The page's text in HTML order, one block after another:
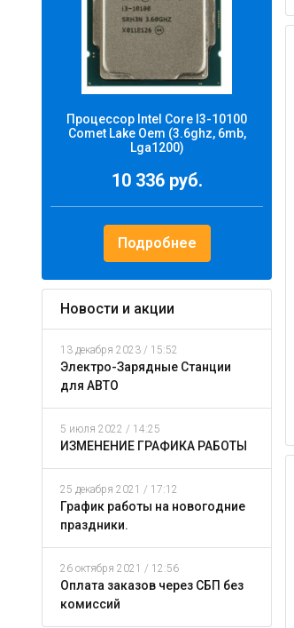
Процессор Intel Core I3-10100
Comet Lake Oem (3.6ghz, 6mb,
Lga1200)
10 336 руб.
Подробнее
Новости и акции
13 декабря 2023 / 15:52
Электро-Зарядные Станции
для АВТО
5 июля 2022 / 14:25
ИЗМЕНЕНИЕ ГРАФИКА РАБОТЫ
25 декабря 2021 / 17:12
График работы на новогодние
праздники.
26 октября 2021 / 12:56
Оплата заказов через СБП без
комиссий